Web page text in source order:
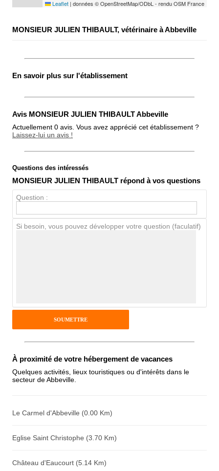
Leaflet | données © OpenStreetMap/ODbL - rendu OSM France
MONSIEUR JULIEN THIBAULT, vétérinaire à Abbeville
En savoir plus sur l'établissement
Avis MONSIEUR JULIEN THIBAULT Abbeville
Actuellement 0 avis. Vous avez apprécié cet établissement ?
Laissez-lui un avis !
Note globale
Antispam - Combien font 7x4 (en
chiffres) :
Questions des intéressés
MONSIEUR JULIEN THIBAULT répond à vos questions
Question :
Si besoin, vous pouvez développer votre question (faculatif)
À proximité de votre hébergement de vacances
Quelques activités, lieux touristiques ou d'intérêts dans le
secteur de Abbeville.
Le Carmel d'Abbeville (0.00 Km)
Eglise Saint Christophe (3.70 Km)
Château d'Eaucourt (5.14 Km)